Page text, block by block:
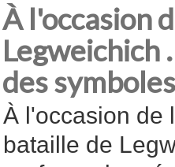
À l'occasion
Legweichich
des
À l'occasion de
bataille de